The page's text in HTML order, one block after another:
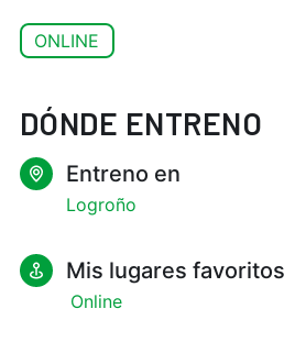
ONLINE
DÓNDE ENTRENO
Entreno en
Logroño
Mis lugares favoritos
Online